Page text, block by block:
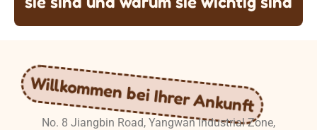
Willkommen bei Ihrer Ankunft
No. 8 Jiangbin Road, Yangwan Industrial Zone,